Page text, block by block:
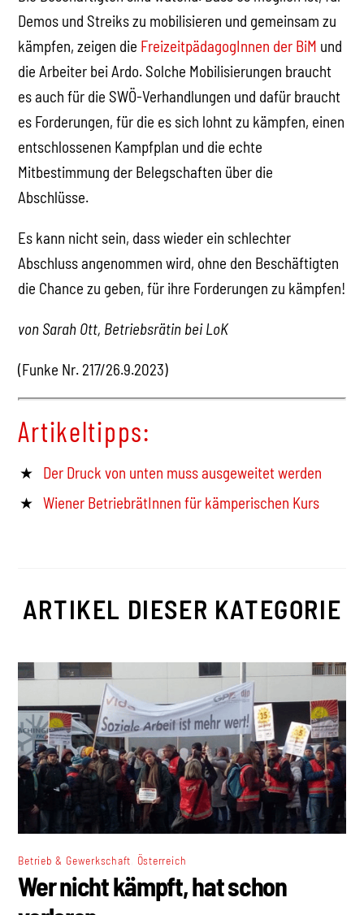
Demos und Streiks zu mobilisieren und gemeinsam zu
kämpfen, zeigen die FreizeitpädagogInnen der BiM und
die Arbeiter bei Ardo. Solche Mobilisierungen braucht
es auch für die SWÖ-Verhandlungen und dafür braucht
es Forderungen, für die es sich lohnt zu kämpfen, einen
entschlossenen Kampfplan und die echte
Mitbestimmung der Belegschaften über die
Abschlüsse.
Es kann nicht sein, dass wieder ein schlechter
Abschluss angenommen wird, ohne den Beschäftigten
die Chance zu geben, für ihre Forderungen zu kämpfen!
von Sarah Ott, Betriebsrätin bei LoK
(Funke Nr. 217/26.9.2023)
Artikeltipps:
Der Druck von unten muss ausgeweitet werden
Wiener BetriebrätInnen für kämperischen Kurs
ARTIKEL DIESER KATEGORIE
Betrieb & Gewerkschaft Österreich
Wer nicht kämpft, hat schon